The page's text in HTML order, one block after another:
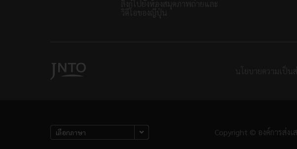
Copyright © องค์การส่ง